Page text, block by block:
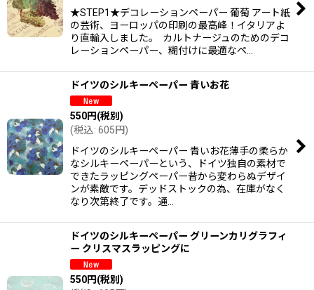
★STEP1★デコレーションペーパー 葡萄 アート紙
の芸術、ヨーロッパの印刷の最高峰！イタリアよ
り直輸入しました。 カルトナージュのためのデコ
レーションペーパー、糊付けに最適なペ…
ドイツのシルキーペーパー 青いお花
550円(税別)
(税込: 605円)
ドイツのシルキーペーパー 青いお花薄手の柔らか
なシルキーペーパーという、ドイツ独自の素材で
できたラッピングペーパー昔から変わらぬデザイ
ンが素敵です。デッドストックの為、在庫がなく
なり次第終了です。通…
ドイツのシルキーペーパー グリーンカリグラフィ
ー クリスマスラッピングに
550円(税別)